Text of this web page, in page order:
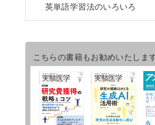
英単語学習法のいろいろ
こちらの書籍もお勧めいたしま